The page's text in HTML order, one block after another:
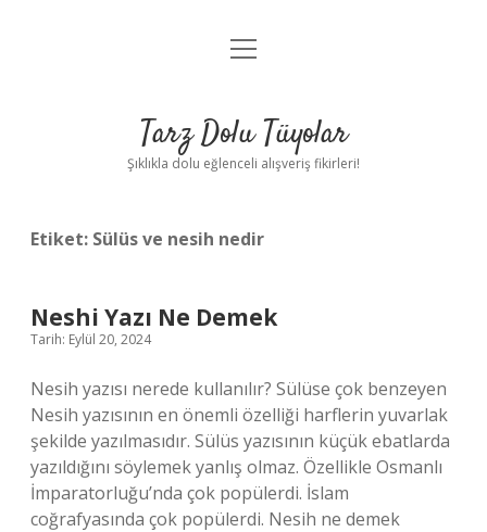
Anasayfa
Yasal Uyarı
menüyü
Tarz Dolu Tüyolar
Şıklıkla dolu eğlenceli alışveriş fikirleri!
Etiket: Sülüs ve nesih nedir
Neshi Yazı Ne Demek
Tarih: Eylül 20, 2024
Nesih yazısı nerede kullanılır? Sülüse çok benzeyen
Nesih yazısının en önemli özelliği harflerin yuvarlak
şekilde yazılmasıdır. Sülüs yazısının küçük ebatlarda
yazıldığını söylemek yanlış olmaz. Özellikle Osmanlı
İmparatorluğu’nda çok popülerdi. İslam
coğrafyasında çok popülerdi. Nesih ne demek